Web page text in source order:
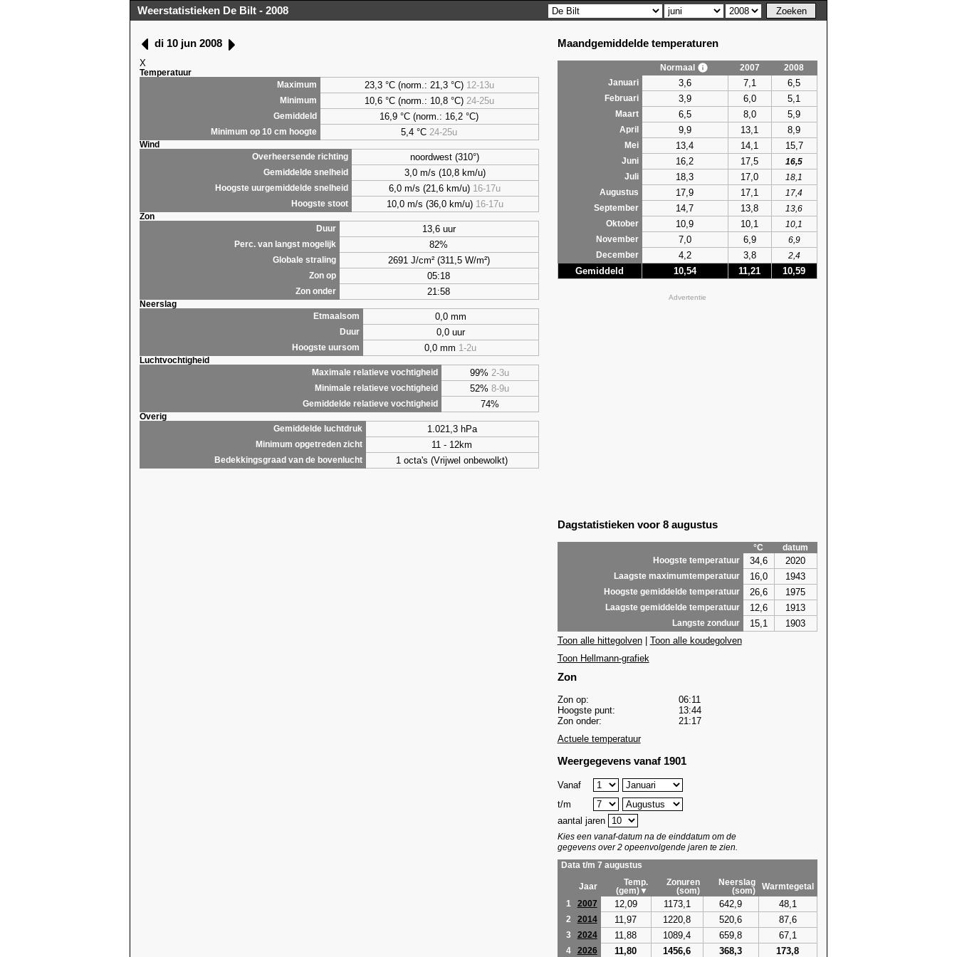
Weerstatistieken De Bilt - 2008
di 10 jun 2008
X
Temperatuur
Maximum
23,3 °C (norm.: 21,3 °C) 12-13u
Minimum 10,6 °C (norm.: 10,8 °C) 24-25u
Gemiddeld 16,9 °C (norm.: 16,2 °C)
Minimum op 10 cm hoogte 5,4 °C 24-25u
Wind
Overheersende richting
noordwest (310°)
Gemiddelde snelheid 3,0 m/s (10,8 km/u)
Hoogste uurgemiddelde snelheid 6,0 m/s (21,6 km/u) 16-17u
Hoogste stoot 10,0 m/s (36,0 km/u) 16-17u
Zon
Duur
13,6 uur
Perc. van langst mogelijk 82%
Globale straling 2691 J/cm² (311,5 W/m²)
Zon op 05:18
Zon onder 21:58
Neerslag
Etmaalsom
0,0 mm
Duur 0,0 uur
Hoogste uursom 0,0 mm 1-2u
Luchtvochtigheid
Maximale relatieve vochtigheid
99% 2-3u
Minimale relatieve vochtigheid 52%8-9u
Gemiddelde relatieve vochtigheid 74%
Overig
Gemiddelde luchtdruk
1.021,3 hPa
Minimum opgetreden zicht 11 - 12km
Bedekkingsgraad van de bovenlucht 1 octa's (Vrijwel onbewolkt)
Maandgemiddelde temperaturen
Normaal 2007
2008
Januari
3,6 7,1 6,5
Februari 3,9 6,0 5,1
Maart 6,5 8,0 5,9
April 9,9 13,1 8,9
Mei 13,4 14,1 15,7
Juni 16,2 17,5
16,5
Juli
18,3 17,0
18,1
Augustus
17,9 17,1
17,4
September
14,7 13,8
13,6
Oktober
10,9 10,1
10,1
November
7,0 6,9
6,9
December
4,2 3,8 2,4
Gemiddeld 10,54 11,21 10,59
Advertentie
Dagstatistieken voor 8 augustus
°C
datum
Hoogste temperatuur
34,6 2020
Laagste maximumtemperatuur 16,0 1943
Hoogste gemiddelde temperatuur 26,6 1975
Laagste gemiddelde temperatuur 12,6 1913
Langste zonduur 15,1
1903
Toon alle hittegolven| Toon alle koudegolven
Toon Hellmann-grafiek
Zon
Zon op:
06:11
Hoogste punt:
13:44
Zon onder:
21:17
Actuele temperatuur
Weergegevens vanaf 1901
Vanaf
t/m
aantal jaren
Kies een vanaf-datum na de einddatum om de
gegevens over 2 opeenvolgende jaren te zien.
Data t/m 7 augustus
Jaar
Temp.
(gem)▼
Zonuren
(som)
Neerslag
(som)
Warmtegetal
1
2007 12,09 1173,1 642,9 48,1
2 2014 11,97 1220,8 520,6 87,6
3 2024 11,88 1089,4 659,8 67,1
4 2026 11,80 1456,6 368,3 173,8